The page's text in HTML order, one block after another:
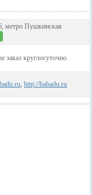
метро Пушкинская
заказ круглосуточно.
,http://babadu.ru